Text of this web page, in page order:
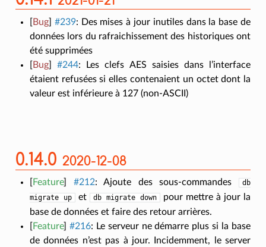
Bug] #239: Des mises à jour inutiles dans la base de
données lors du rafraichissement des historiques ont
été supprimées
Bug] #244: Les clefs AES saisies dans l’interface
étaient refusées si elles contenaient un octet dont la
valeur est inférieure à 127 (non-ASCII)
0.14.0 2020-12-08
Feature] #212: Ajoute des sous-commandes
db
migrate
up et db migrate down
pour mettre à jour la
base de données et faire des retour arrières.
Feature] #216: Le serveur ne démarre plus si la base
de données n’est pas à jour. Incidemment, le server